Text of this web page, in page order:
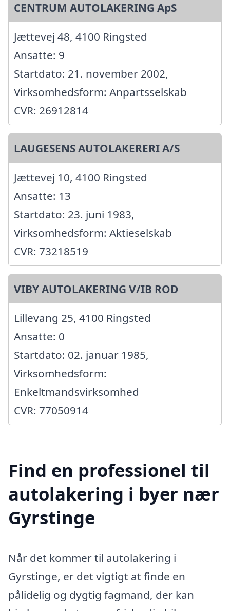
CENTRUM AUTOLAKERING ApS
Jættevej 48, 4100 Ringsted
Ansatte: 9
Startdato: 21. november 2002,
Virksomhedsform: Anpartsselskab
CVR: 26912814
LAUGESENS AUTOLAKERERI A/S
Jættevej 10, 4100 Ringsted
Ansatte: 13
Startdato: 23. juni 1983,
Virksomhedsform: Aktieselskab
CVR: 73218519
VIBY AUTOLAKERING V/IB ROD
Lillevang 25, 4100 Ringsted
Ansatte: 0
Startdato: 02. januar 1985,
Virksomhedsform:
Enkeltmandsvirksomhed
CVR: 77050914
Find en professionel til
autolakering i byer nær
Gyrstinge
Når det kommer til autolakering i
Gyrstinge, er det vigtigt at finde en
pålidelig og dygtig fagmand, der kan